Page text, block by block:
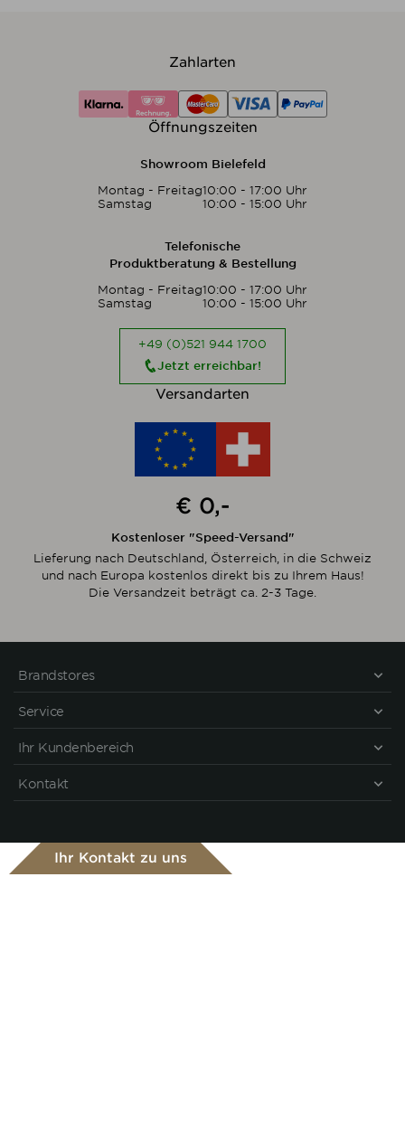
Zahlarten
Öffnungszeiten
Showroom Bielefeld
Montag - Freitag10:00 - 17:00 Uhr
Samstag
10:00 - 15:00 Uhr
Telefonische
Produktberatung & Bestellung
Montag - Freitag10:00 - 17:00 Uhr
Samstag
10:00 - 15:00 Uhr
+49 (0)521 944 1700
Jetzt erreichbar!
Versandarten
€ 0,-
Kostenloser "Speed-Versand"
Lieferung nach Deutschland, Österreich, in die Schweiz
und nach Europa kostenlos direkt bis zu Ihrem Haus!
Die Versandzeit beträgt ca. 2-3 Tage.
Brandstores
Service
Ihr Kundenbereich
Kontakt
Ihr Kontakt zu uns